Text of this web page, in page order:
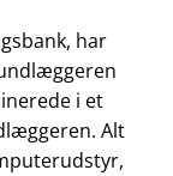
har
i et
Alt